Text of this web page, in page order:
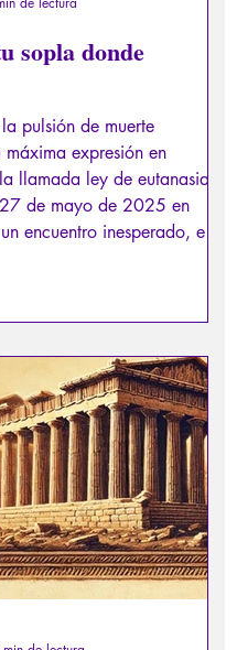
sopla donde
pulsión de muerte
expresión en
llamada ley de eutanasia,
de mayo de 2025 en
encuentro inesperado, en